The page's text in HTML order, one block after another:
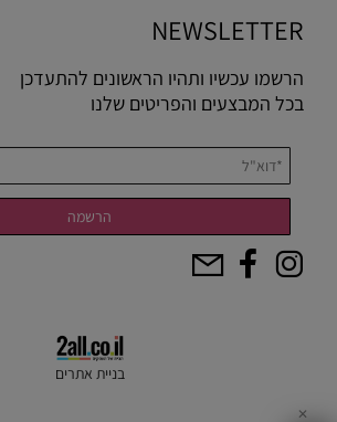
NEWSLETTER
הרשמו עכשיו ותהיו הראשונים להתעדכן
בכל המבצעים והפריטים שלנו
בניית אתרים
✕